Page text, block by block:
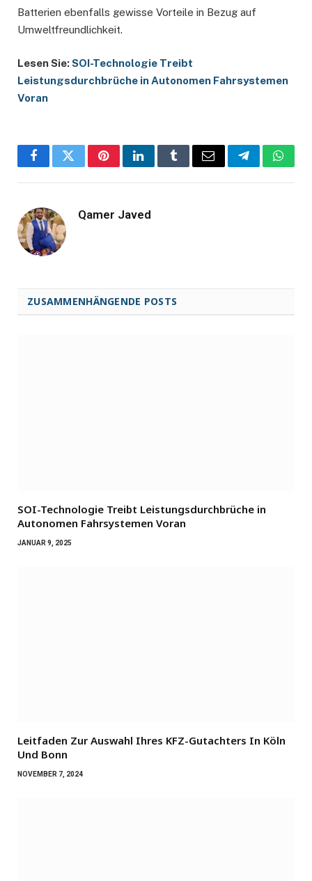
Batterien ebenfalls gewisse Vorteile in Bezug auf
Umweltfreundlichkeit.
Lesen Sie:SOI-Technologie Treibt
Leistungsdurchbrüche in Autonomen Fahrsystemen
Voran
FacebookTwitterPinterestLinkedInTumblrEmail Telegram
Qamer Javed
ZUSAMMENHÄNGENDE POSTS
SOI-Technologie Treibt Leistungsdurchbrüche in
Autonomen Fahrsystemen Voran
JANUAR 9, 2025
Leitfaden Zur Auswahl Ihres KFZ-Gutachters In Köln
Und Bonn
NOVEMBER 7, 2024